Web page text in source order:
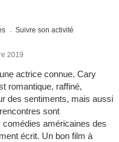
Suivre son activité
2019
actrice connue. Cary
romantique, raffiné,
des sentiments, mais aussi
sont
américaines des
écrit. Un bon film à